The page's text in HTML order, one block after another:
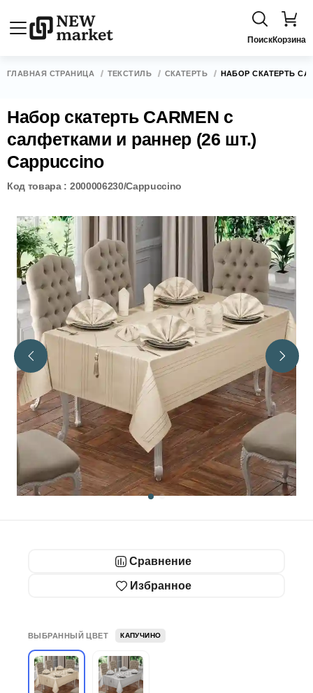
ПоискКорзина
ГЛАВНАЯ СТРАНИЦА ТЕКСТИЛЬ СКАТЕРТЬ НАБОР СКАТЕРТЬ
Набор скатерть CARMEN с
салфетками и раннер (26 шт.)
Cappuccino
Код товара : 2000006230/Cappuccino
Сравнение
Избранное
ВЫБРАННЫЙ ЦВЕТ КАПУЧИНО